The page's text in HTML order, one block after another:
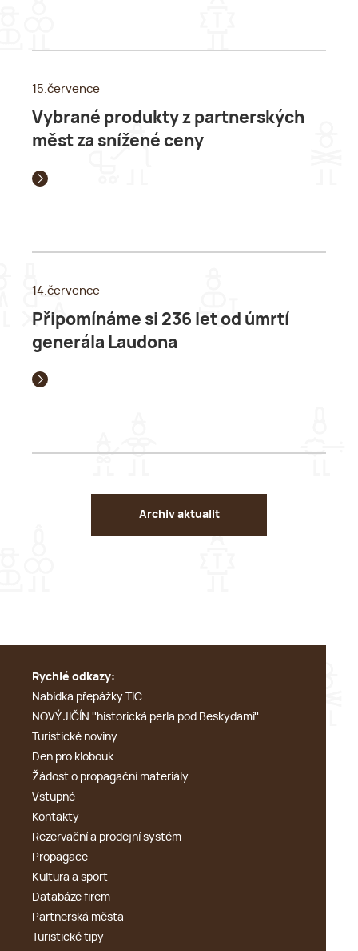
15.července
Vybrané produkty z partnerských
měst za snížené ceny
14.července
Připomínáme si 236 let od úmrtí
generála Laudona
Archiv aktualit
Rychlé odkazy:
Nabídka přepážky TIC
NOVÝ JIČÍN ''historická perla pod Beskydami''
Turistické noviny
Den pro klobouk
Žádost o propagační materiály
Vstupné
Kontakty
Rezervační a prodejní systém
Propagace
Kultura a sport
Databáze firem
Partnerská města
Turistické tipy